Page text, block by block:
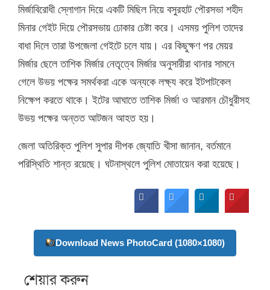
মির্জাবিরোধী স্লোগান দিয়ে একটি মিছিল নিয়ে বসুরহাট পৌরসভা শহীদ
মিনার গেইট দিয়ে পৌরসভায় ঢোকার চেষ্টা করে। এসময় পুলিশ তাদের
বাধা দিলে তারা উপজেলা গেইটে চলে যায়। এর কিছুক্ষণ পর মেয়র
মির্জার ছেলে তাশিক মির্জার নেতৃত্বে মির্জার অনুসারীরা থানার সামনে
গেলে উভয় পক্ষের সমর্থকরা একে অন্যকে লক্ষ্য করে ইটপাটকেল
নিক্ষেপ করতে থাকে। ইটের আঘাতে তাশিক মির্জা ও আরমান চৌধুরীসহ
উভয় পক্ষের অন্তত আটজন আহত হয়।
জেলা অতিরিক্ত পুলিশ সুপার দীপক জ্যোতি খীসা জানান, বর্তমানে
পরিস্থিতি শান্ত রয়েছে। ঘটনাস্থলে পুলিশ মোতায়েন করা হয়েছে।
Download News PhotoCard (1080×1080)
শেয়ার করুন